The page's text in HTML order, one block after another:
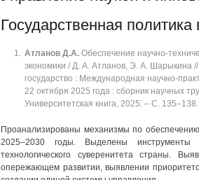
Государственная
Атланов Д.А. Обеспечение научно-
экономики / Д. А. Атланов, Э. А. Шарыкина //
государство : Международная научно-
22 октября 2025 года : сборник научных
Университетская книга, 2025. ‒ C.
Проанализированы механизмы по
2025‒2030 годы. Выделены
технологического суверенитета страны.
опережающем развитии, выявлении